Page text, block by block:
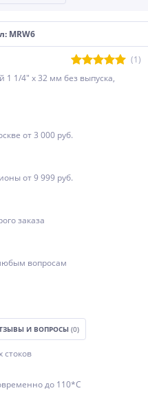
MRW6
(1)
1/4" х 32 мм без выпуска,
от 3 000 руб.
от 9 999 руб.
заказа
вопросам
И ВОПРОСЫ (0)
стоков
до 110*С